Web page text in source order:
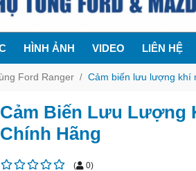
HÌNH ẢNH VIDEO LIÊN HỆ
Ford Ranger Cảm biến lưu lượng khí
Cảm Biến Lưu Lượng
Chính Hãng
( 0)